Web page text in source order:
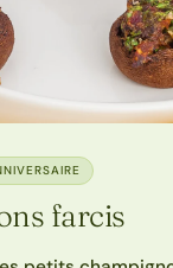
farcis